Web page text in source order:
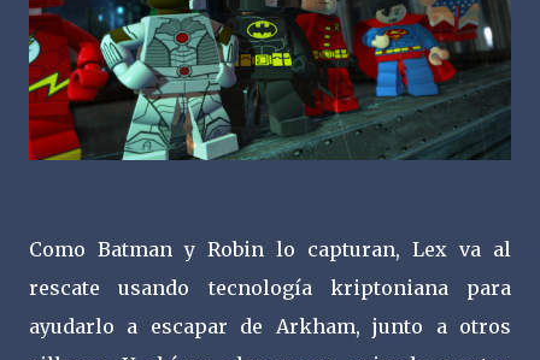
Como Batman y Robin lo capturan, Lex va al
rescate usando tecnología kriptoniana para
ayudarlo a escapar de Arkham, junto a otros